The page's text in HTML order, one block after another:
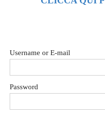
Username or E-mail
Password